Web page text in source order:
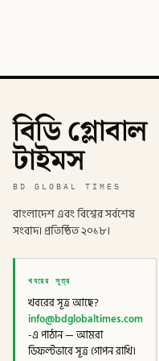
বিডি গ্লোবাল
টাইমস
BD GLOBAL TIMES
বাংলাদেশ এবং বিশ্বের সর্বশেষ
সংবাদ। প্রতিষ্ঠিত ২০১৮।
খবরের সূত্র
খবরের সূত্র আছে?
info@bdglobaltimes.com
-এ পাঠান — আমরা
ডিফল্টভাবে সূত্র গোপন রাখি।